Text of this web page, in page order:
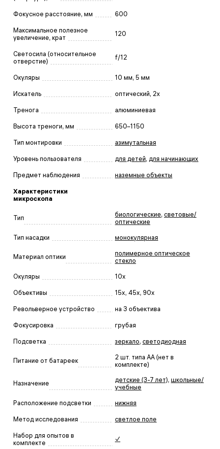
Фокусное расстояние, мм 600
Максимальное полезное
увеличение, крат
120
Светосила (относительное
отверстие)
f/12
Окуляры 10 мм, 5 мм
Искатель оптический, 2х
Тренога алюминиевая
Высота треноги, мм 650–1150
Тип монтировки азимутальная
Уровень пользователя для детей, для начинающих
Предмет наблюдения наземные объекты
Характеристики
микроскопа
Тип биологические, световые/
оптические
Тип насадки монокулярная
Материал оптики
полимерное оптическое
стекло
Окуляры 10x
Объективы 15x, 45x, 90x
Револьверное устройство на 3 объектива
Фокусировка грубая
Подсветка зеркало, светодиодная
Питание от батареек
2 шт. типа АА (нет в
комплекте)
Назначение детские (3-7 лет), школьные/
учебные
Расположение подсветки нижняя
Метод исследования светлое поле
Набор для опытов в
комплекте
✓